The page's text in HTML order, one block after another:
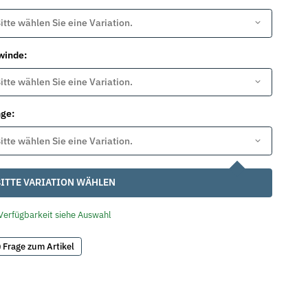
wählen Sie eine Variation.
wählen Sie eine Variation.
wählen Sie eine Variation.
VARIATION WÄHLEN
siehe Auswahl
Frage zum Artikel